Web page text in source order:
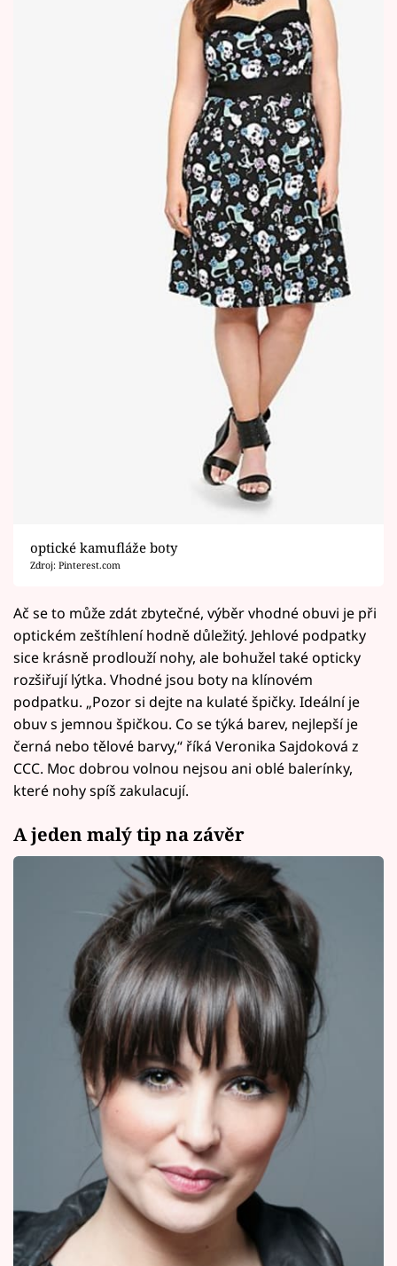
optické kamufláže boty
Zdroj: Pinterest.com
Ač se to může zdát zbytečné, výběr vhodné obuvi je při
optickém zeštíhlení hodně důležitý. Jehlové podpatky
sice krásně prodlouží nohy, ale bohužel také opticky
rozšiřují lýtka. Vhodné jsou boty na klínovém
podpatku. „Pozor si dejte na kulaté špičky. Ideální je
obuv s jemnou špičkou. Co se týká barev, nejlepší je
černá nebo tělové barvy,“ říká Veronika Sajdoková z
CCC. Moc dobrou volnou nejsou ani oblé balerínky,
které nohy spíš zakulacují.
A jeden malý tip na závěr